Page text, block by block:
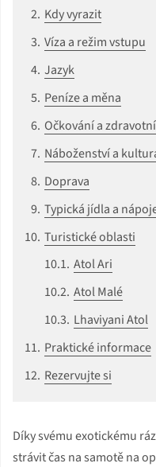
Kdy vyrazit
Víza a režim vstupu
Jazyk
Peníze a měna
Očkování a
Náboženství a
Doprava
Typická jídla a
Turistické oblasti
Atol Ari
Atol Malé
Lhaviyani Atol
Praktické informace
Rezervujte si
Díky svému exotickému
strávit čas na samotě na